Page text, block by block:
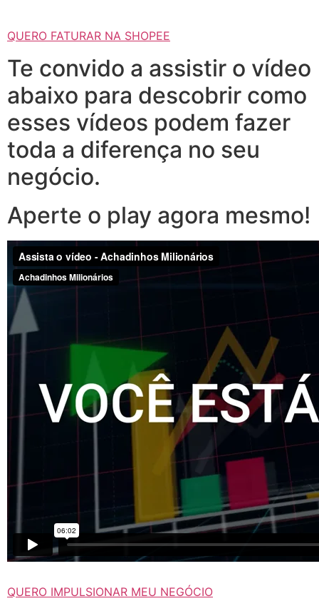
QUERO FATURAR NA SHOPEE
Te convido a assistir o vídeo
abaixo para descobrir como
esses vídeos podem fazer
toda a diferença no seu
negócio.
Aperte o play agora mesmo!
QUERO IMPULSIONAR MEU NEGÓCIO